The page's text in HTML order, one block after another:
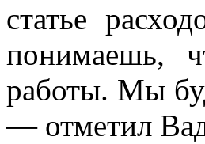
статье
понимаешь,
работы. Мы
— отметил